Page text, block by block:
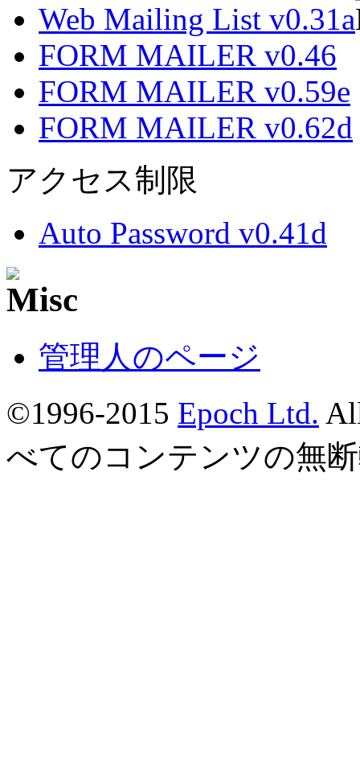
Web Mailing List v0.31a
FORM MAILER v0.46
FORM MAILER v0.59e
FORM MAILER v0.62d
アクセス制限
Auto Password v0.41d
管理人のページ
©1996-2015 Epoch Ltd.
べてのコンテンツの無